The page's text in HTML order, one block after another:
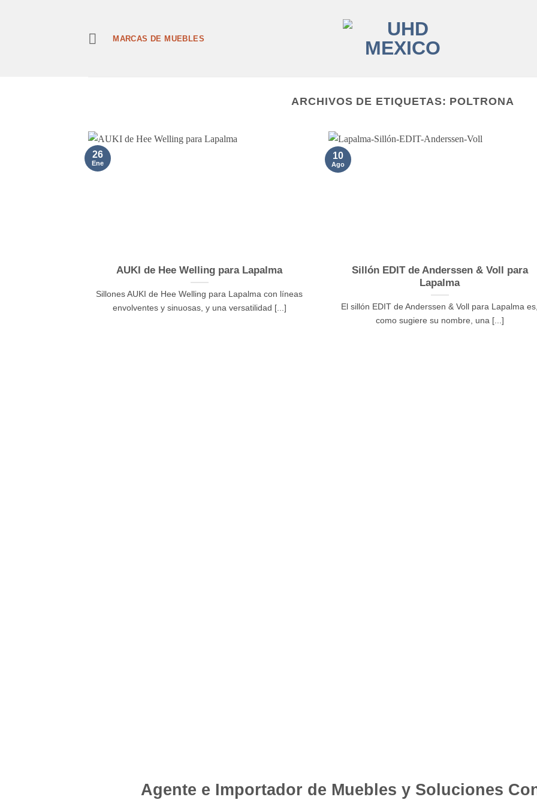
MARCAS DE MUEBLES
ARCHIVOS DE ETIQUETAS: POLTRONA
AUKI de Hee Welling para Lapalma
Sillones AUKI de Hee Welling para Lapalma con líneas
envolventes y sinuosas, y una versatilidad [...]
26
Ene
Sillón EDIT de Anderssen & Voll para
Lapalma
El sillón EDIT de Anderssen & Voll para Lapalma es,
como sugiere su nombre, una [...]
10
Ago
Agente e Importador de Muebles y Soluciones